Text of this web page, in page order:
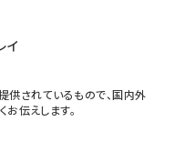
須夫のヒント集！ (2017)
イ
供されているもので、国内外
お伝えします。